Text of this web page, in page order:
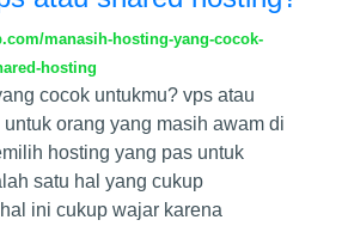
manasih-hosting-yang-cocok-
hosting
cocok untukmu? vps atau
orang yang masih awam di
hosting yang pas untuk
satu hal yang cukup
ini cukup wajar karena